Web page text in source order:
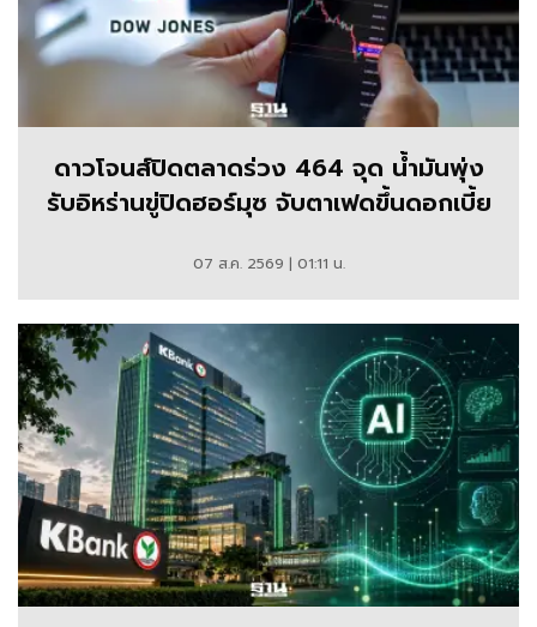
ดาวโจนส์ปิดตลาดร่วง 464 จุด น้ำมันพุ่ง
รับอิหร่านขู่ปิดฮอร์มุซ จับตาเฟดขึ้นดอกเบี้ย
07 ส.ค. 2569 | 01:11 น.